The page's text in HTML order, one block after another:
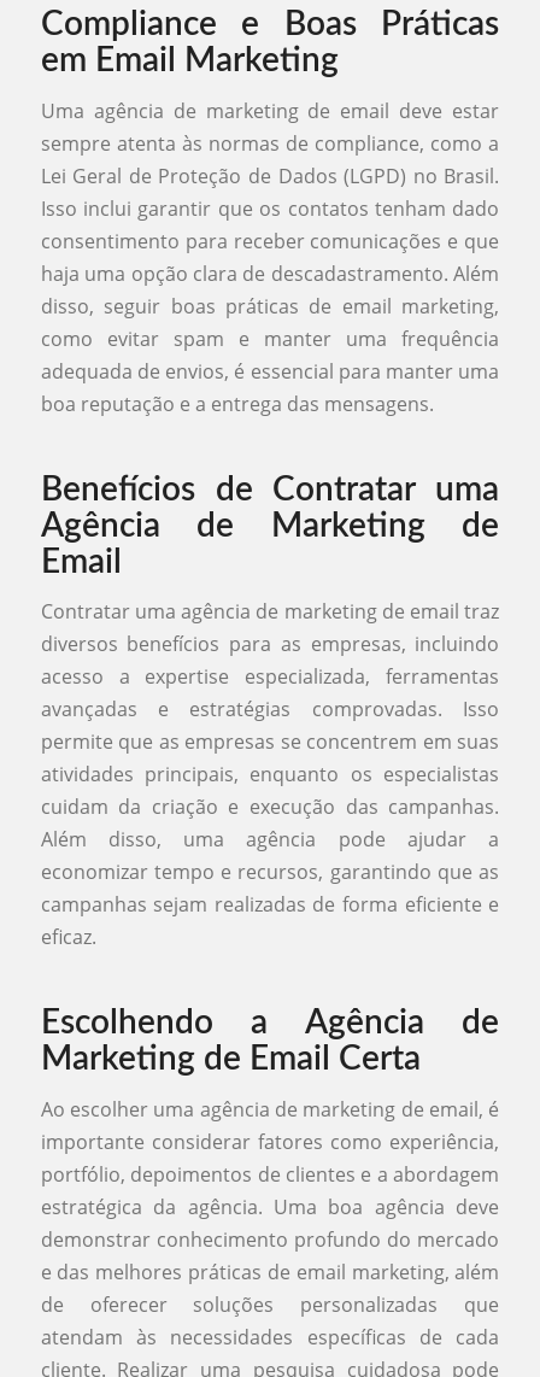
Compliance e Boas Práticas
em Email Marketing
Uma agência de marketing de email deve estar
sempre atenta às normas de compliance, como a
Lei Geral de Proteção de Dados (LGPD) no Brasil.
Isso inclui garantir que os contatos tenham dado
consentimento para receber comunicações e que
haja uma opção clara de descadastramento. Além
disso, seguir boas práticas de email marketing,
como evitar spam e manter uma frequência
adequada de envios, é essencial para manter uma
boa reputação e a entrega das mensagens.
Benefícios de Contratar uma
Agência de Marketing de
Email
Contratar uma agência de marketing de email traz
diversos benefícios para as empresas, incluindo
acesso a expertise especializada, ferramentas
avançadas e estratégias comprovadas. Isso
permite que as empresas se concentrem em suas
atividades principais, enquanto os especialistas
cuidam da criação e execução das campanhas.
Além disso, uma agência pode ajudar a
economizar tempo e recursos, garantindo que as
campanhas sejam realizadas de forma eficiente e
eficaz.
Escolhendo a Agência de
Marketing de Email Certa
Ao escolher uma agência de marketing de email, é
importante considerar fatores como experiência,
portfólio, depoimentos de clientes e a abordagem
estratégica da agência. Uma boa agência deve
demonstrar conhecimento profundo do mercado
e das melhores práticas de email marketing, além
de oferecer soluções personalizadas que
atendam às necessidades específicas de cada
cliente. Realizar uma pesquisa cuidadosa pode